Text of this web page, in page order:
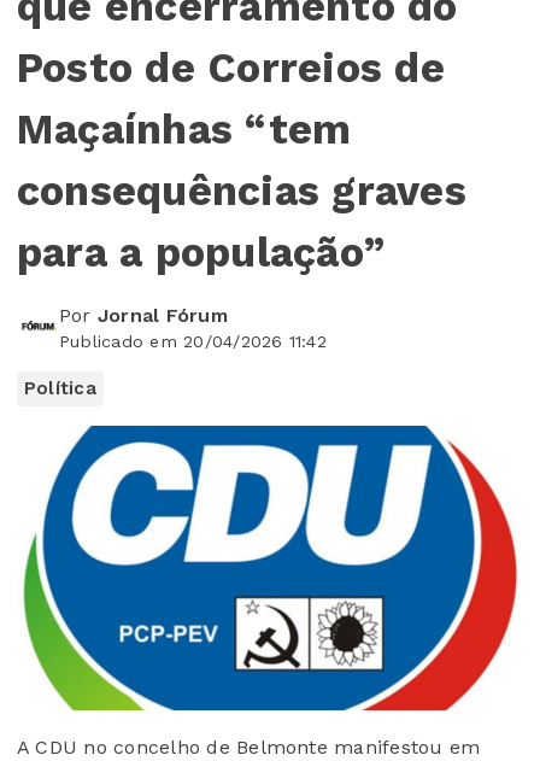
Posto de Correios de
Maçaínhas “tem
consequências graves
para a população”
Por Jornal Fórum
Publicado em 20/04/2026 11:42
Política
A CDU no concelho de Belmonte manifestou em